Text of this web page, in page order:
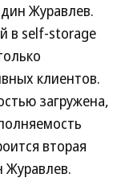
Журавлев.
в self-storage
клиентов.
загружена,
вторая
Журавлев.